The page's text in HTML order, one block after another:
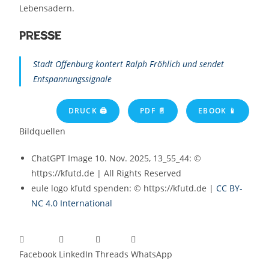
Lebensadern.
Presse
Stadt Offenburg kontert Ralph Fröhlich und sendet
Entspannungssignale
DRUCK 🖨 PDF 📄 EBOOK 📱
Bildquellen
ChatGPT Image 10. Nov. 2025, 13_55_44: ©
https://kfutd.de | All Rights Reserved
eule logo kfutd spenden: © https://kfutd.de |CC BY-
NC 4.0 International
Facebook LinkedIn Threads WhatsApp